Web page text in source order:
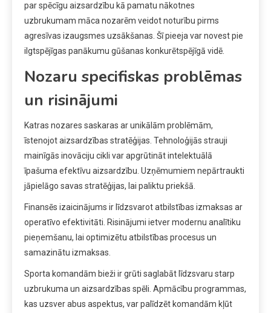
par spēcīgu aizsardzību kā pamatu nākotnes
uzbrukumam māca nozarēm veidot noturību pirms
agresīvas izaugsmes uzsākšanas. Šī pieeja var novest pie
ilgtspējīgas panākumu gūšanas konkurētspējīgā vidē.
Nozaru specifiskas problēmas
un risinājumi
Katras nozares saskaras ar unikālām problēmām,
īstenojot aizsardzības stratēģijas. Tehnoloģijās strauji
mainīgās inovāciju cikli var apgrūtināt intelektuālā
īpašuma efektīvu aizsardzību. Uzņēmumiem nepārtraukti
jāpielāgo savas stratēģijas, lai paliktu priekšā.
Finansēs izaicinājums ir līdzsvarot atbilstības izmaksas ar
operatīvo efektivitāti. Risinājumi ietver modernu analītiku
pieņemšanu, lai optimizētu atbilstības procesus un
samazinātu izmaksas.
Sporta komandām bieži ir grūti saglabāt līdzsvaru starp
uzbrukuma un aizsardzības spēli. Apmācību programmas,
kas uzsver abus aspektus, var palīdzēt komandām kļūt